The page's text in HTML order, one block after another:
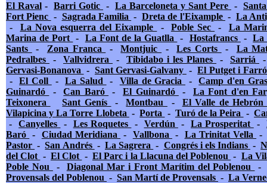
El Raval - Barri Gotic - La Barceloneta y Sant Pere -
Fort Pienc - Sagrada Familia -Dreta de l'Eixample - La
- La Nova esquerra del Eixample - Poble Sec - La
Marina de Port - La Font de la Guatlla - Hostafrancs -La
Sants
- Zona Franca -Montjuic -Les Corts - La
Pedralbes
- Vallvidrera - Tibidabo i les Planes - Sarriá
Gervasi-Bonanova - Sant Gervasi-Galvany -El Putget i
-El Coll - La Salud - Villa de Gracia -Camp d'en
Guinardó
-Can Baró -El Guinardó - La Font d'en
Teixonera
Sant Genís -Montbau - El Valle de
Vilapicina y La Torre Llobeta -Porta - Turó de la Peira -
-Canyelles - Les Roquetes - Verdún - La Prosperitat -
Baró - Ciudad Meridiana - Vallbona - La Trinitat Vella
Pastor -San Andrés - La Sagrera - Congrés i els Indians -
del Clot - El Clot - El Parc i la Llacuna del Poblenou - La
Poble Nou
- Diagonal Mar i Front Marítim del Poblenou
Provensals del Poblenou - San Martí de Provensals - La